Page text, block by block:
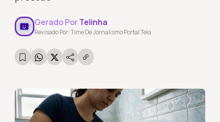
Gerado PorTelinha
Revisado Por: Time De Jornalismo Portal Tela